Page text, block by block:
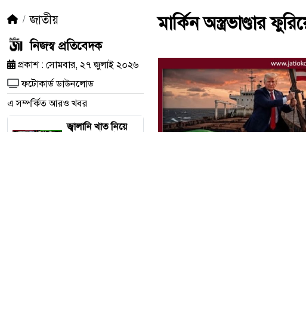
জাতীয়
নিজস্ব প্রতিবেদক
প্রকাশ : সোমবার, ২৭ জুলাই ২০২৬
ফটোকার্ড ডাউনলোড
এ সম্পর্কিত আরও খবর
জ্বালানি খাত নিয়ে
মার্কিন অস্ত্রভাণ্ডার